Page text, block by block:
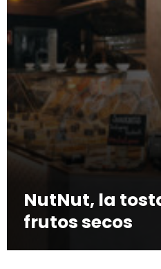
NutNut, la
frutos secos